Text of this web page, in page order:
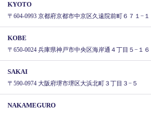
KYOTO
〒604-0993 京都府京都市中京区久遠院前町６７１−１
KOBE
〒650-0024 兵庫県神戸市中央区海岸通４丁目５−１６
SAKAI
〒590-0974 大阪府堺市堺区大浜北町３丁目３−５
NAKAMEGURO